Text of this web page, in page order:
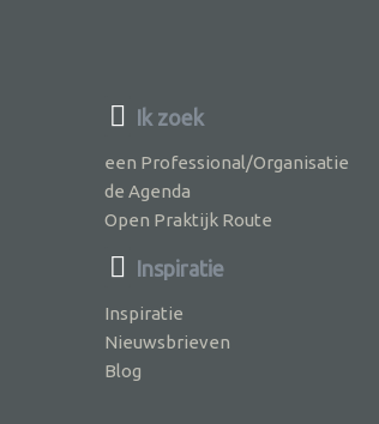
Ik zoek
een Professional/Organisatie
de Agenda
Open Praktijk Route
Inspiratie
Inspiratie
Nieuwsbrieven
Blog